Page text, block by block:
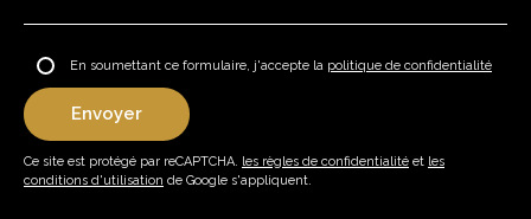
En soumettant ce formulaire, j'accepte la politique de confidentialité
Ce site est protégé par reCAPTCHA. les règles de confidentialité et les
conditions d'utilisation de Google s'appliquent.